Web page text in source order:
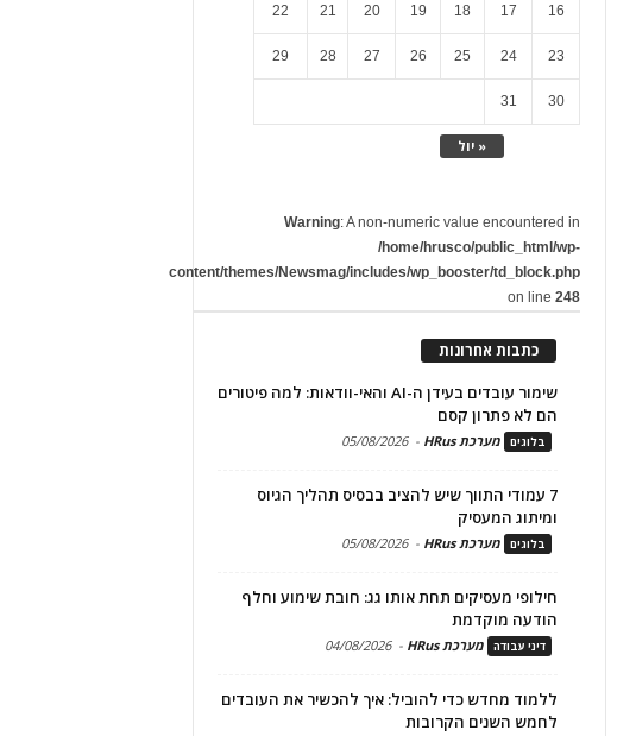
« יול
16
17
18
19
20
21
22
23
24
25
26
27
28
29
30
31
Warning: A non-numeric value encountered in
/home/hrusco/public_html/wp-
content/themes/Newsmag/includes/wp_booster/td_block.php
on line248
כתבות אחרונות
שימור עובדים בעידן ה-AI והאי-וודאות: למה פיטורים
הם לא פתרון קסם
בלוגים מערכת HRus -
05/08/2026
7 עמודי התווך שיש להציב בבסיס תהליך הגיוס
ומיתוג המעסיק
בלוגים מערכת HRus -
05/08/2026
חילופי מעסיקים תחת אותו גג: חובת שימוע וחלף
הודעה מוקדמת
דיני עבודה מערכת HRus -
04/08/2026
ללמוד מחדש כדי להוביל: איך להכשיר את העובדים
לחמש השנים הקרובות